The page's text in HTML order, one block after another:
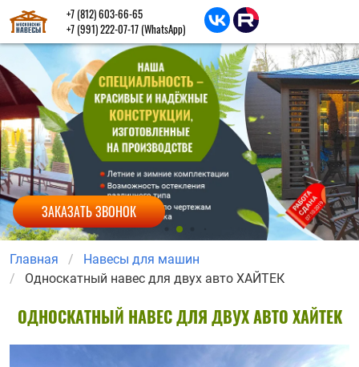
ЗАКАЗАТЬ ЗВОНОК
+7 (812) 603-66-65
+7 (991) 222-07-17 (WhatsApp)
Главная
Навесы для машин
Односкатный навес для двух авто ХАЙТЕК
ОДНОСКАТНЫЙ НАВЕС ДЛЯ ДВУХ АВТО ХАЙТЕК